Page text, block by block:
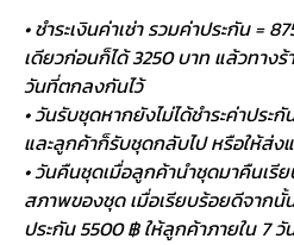
• ชำระเงินค่าเช่า รวมค่าประกัน =
เดียวก่อนก็ได้ 3250 บาท แล้วทาง
วันที่ตกลงกันไว้
• วันรับชุดหากยังไม่ได้ชำระค่าประ
และลูกค้าก็รับชุดกลับไป หรือให้ส่ง
• วันคืนชุดเมื่อลูกค้านำชุดมาคืนเรี
สภาพของชุด เมื่อเรียบร้อยดีจากนั้
ประกัน 5500 ฿ ให้ลูกค้าภายใน 7 วั